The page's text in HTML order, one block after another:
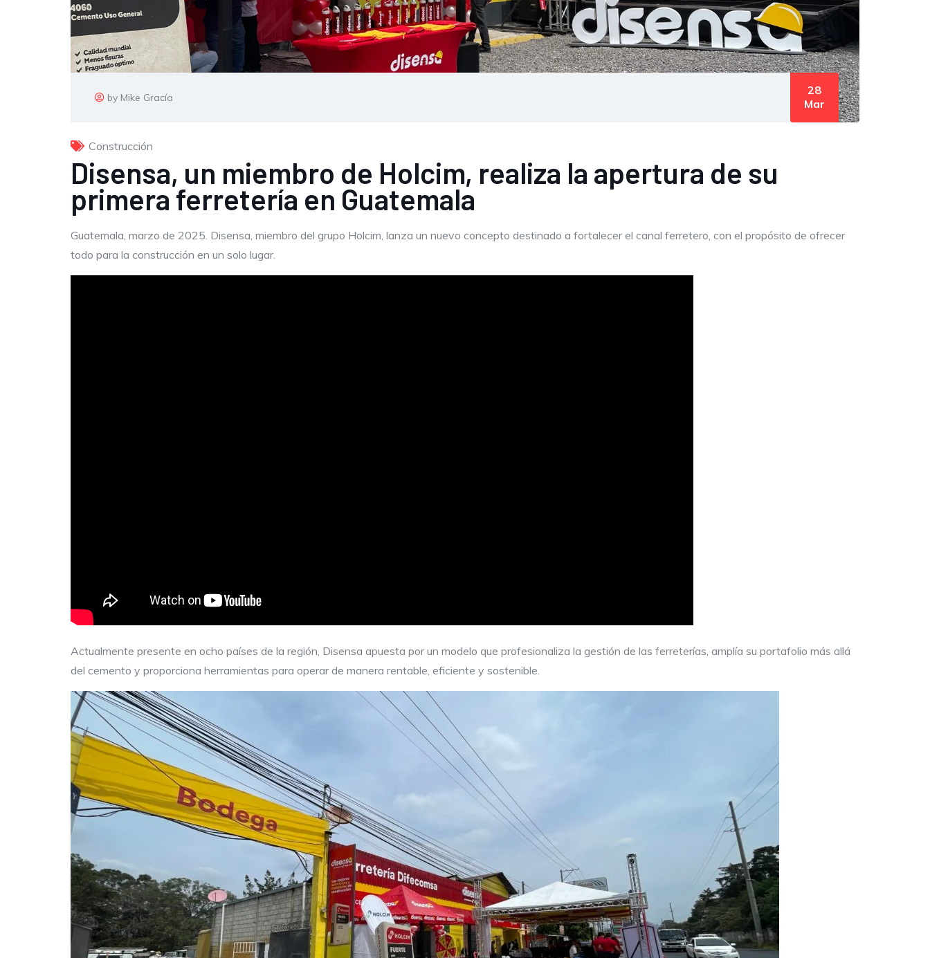
by Mike Gracía
28
Mar
Construcción
Disensa, un miembro de Holcim, realiza la apertura de su
primera ferretería en Guatemala
Guatemala, marzo de 2025. Disensa, miembro del grupo Holcim, lanza un nuevo concepto destinado a fortalecer el canal ferretero, con el propósito de ofrecer
todo para la construcción en un solo lugar.
Actualmente presente en ocho países de la región, Disensa apuesta por un modelo que profesionaliza la gestión de las ferreterías, amplía su portafolio más allá
del cemento y proporciona herramientas para operar de manera rentable, eficiente y sostenible.